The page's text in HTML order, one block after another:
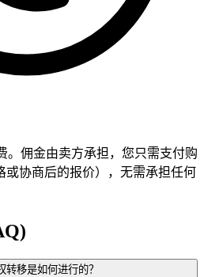
。佣金由卖方承担，您只需支付购
或协商后的报价），无需承担任何
转移是如何进行的？